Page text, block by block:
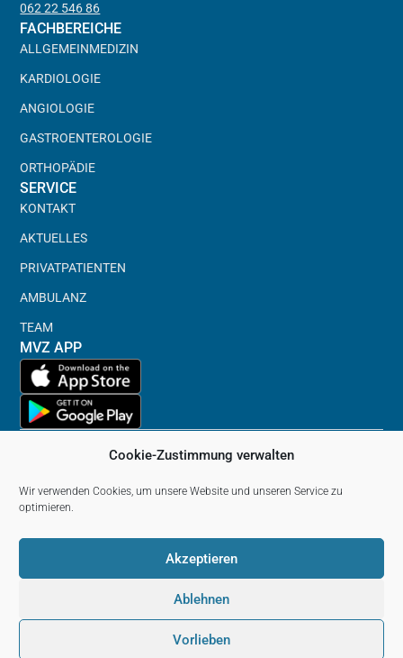
Cookie-Zustimmung verwalten
Wir verwenden Cookies, um unsere Website und unseren Service zu
optimieren.
Akzeptieren
Ablehnen
Vorlieben
062 22 546 86
FACHBEREICHE
ALLGEMEINMEDIZIN
KARDIOLOGIE
ANGIOLOGIE
GASTROENTEROLOGIE
ORTHOPÄDIE
SERVICE
KONTAKT
AKTUELLES
PRIVATPATIENTEN
AMBULANZ
TEAM
MVZ APP
© 2026 MVZ Wiesloch. All rights reserved.
Impressum
Datenschutzerklärung